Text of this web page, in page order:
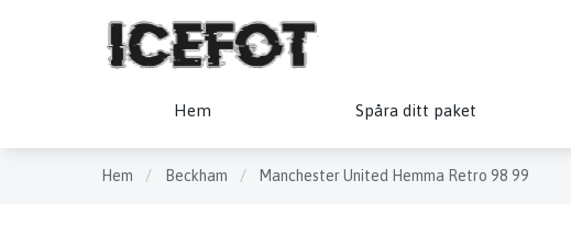
Hem Spåra ditt paket
Hem / Beckham / Manchester United Hemma Retro 98 99